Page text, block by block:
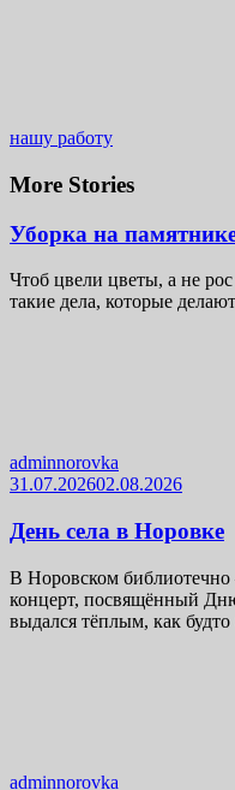
нашу работу
More Stories
Уборка на
Чтоб цвели цветы, а не
такие дела, которые
adminnorovka
31.07.202602.08.2026
День села в Норовке
В Норовском
концерт, посвящённый
выдался тёплым, как
adminnorovka